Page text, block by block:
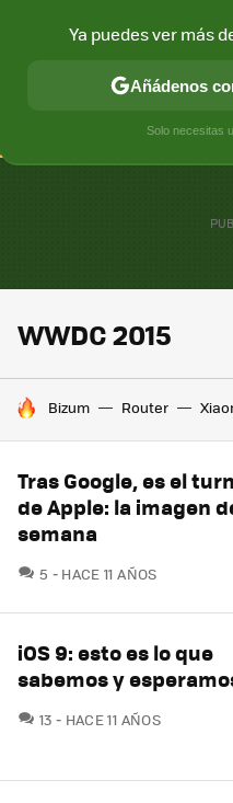
CONECTIVIDAD MÓVIL Y
WWDC 2015
HOY SE HABLA DE
Bizum Router
Tras Google, es el
de Apple: la imagen
semana
5 COMENTARIOS
HACE 11 AÑOS
iOS 9: esto es lo que
sabemos y
13 COMENTARIOS
HACE 11 AÑOS
Ya puedes ver más
Añádenos
Solo necesitas